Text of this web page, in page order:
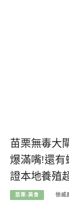
苗栗無毒大
爆滿嘴!還有
證本地養殖
苗栗-美食 徐威